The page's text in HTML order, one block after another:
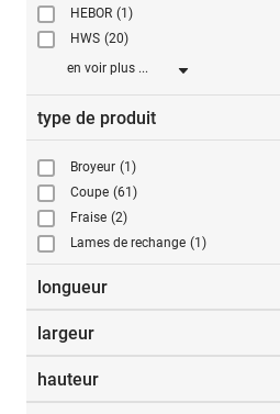
HEBOR (1)
HWS (20)
en voir plus ...
type de produit
Broyeur (1)
Coupe (61)
Fraise (2)
Lames de rechange (1)
longueur
largeur
hauteur